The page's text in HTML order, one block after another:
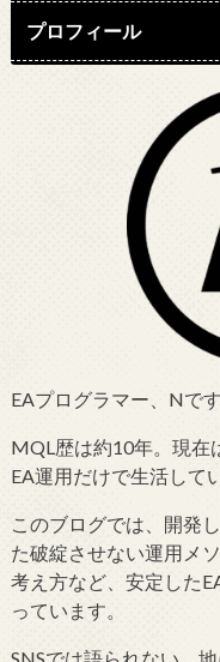
プロフィール
EAプログラマー、Nです
MQL歴は約10年。現在
EA運用だけで生活して
このブログでは、開発
た破綻させない運用メ
考え方など、安定した
っています。
SNSでは語られない、